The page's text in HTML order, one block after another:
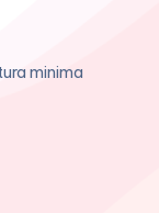
minima